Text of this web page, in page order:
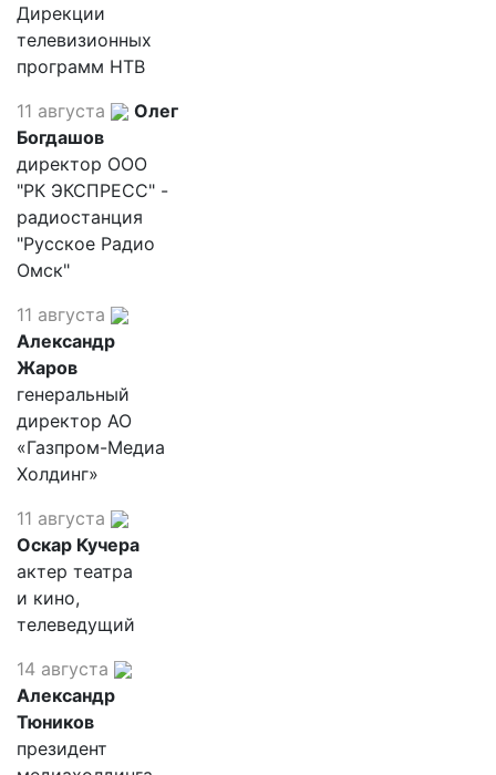
Дирекции
телевизионных
программ НТВ
11 августа
Олег
Богдашов
директор ООО
"РК ЭКСПРЕСС" -
радиостанция
"Русское Радио
Омск"
11 августа
Александр
Жаров
генеральный
директор АО
«Газпром-Медиа
Холдинг»
11 августа
Оскар Кучера
актер театра
и кино,
телеведущий
14 августа
Александр
Тюников
президент